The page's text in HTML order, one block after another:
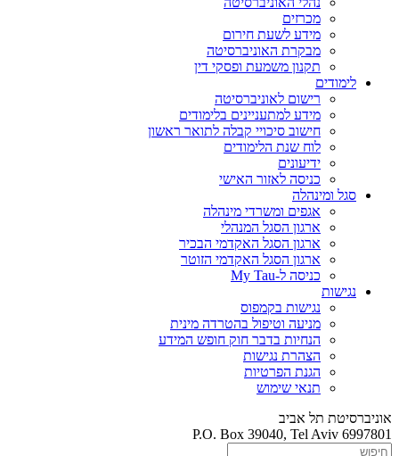
מכרזים
מידע לשעת חירום
מבקרת האוניברסיטה
תקנון משמעת ופסקי דין
לימודים
רישום לאוניברסיטה
מידע למתעניינים בלימודים
חישוב סיכויי קבלה לתואר ראשון
לוח שנת הלימודים
ידיעונים
כניסה לאזור האישי
סגל ומינהלה
אגפים ומשרדי מינהלה
ארגון הסגל המנהלי
ארגון הסגל האקדמי הבכיר
ארגון הסגל האקדמי הזוטר
כניסה ל-My Tau
נגישות
נגישות בקמפוס
מניעה וטיפול בהטרדה מינית
הנחיות בדבר חוק חופש המידע
הצהרת נגישות
הגנת הפרטיות
תנאי שימוש
אוניברסיטת תל אביב
P.O. Box 39040, Tel Aviv 6997801